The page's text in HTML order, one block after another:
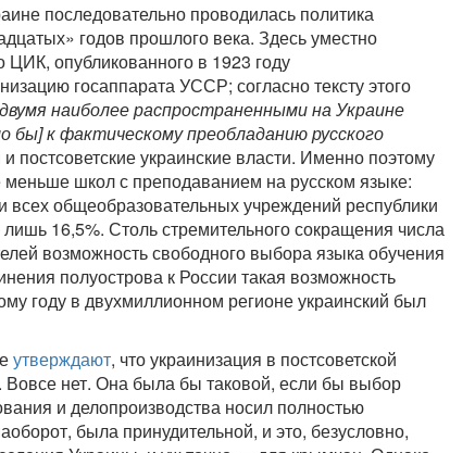
последовательно проводилась политика
годов прошлого века. Здесь уместно
ЦИК, опубликованного в 1923 году
госаппарата УССР; согласно тексту этого
наиболее распространенными на Украине
бы] к фактическому преобладанию русского
постсоветские украинские власти. Именно поэтому
школ с преподаванием на русском языке:
всех общеобразовательных учреждений республики
16,5%. Столь стремительного сокращения числа
возможность свободного выбора языка обучения
полуострова к России такая возможность
году в двухмиллионном регионе украинский был
утверждают, что украинизация в постсоветской
нет. Она была бы таковой, если бы выбор
и делопроизводства носил полностью
была принудительной, и это, безусловно,